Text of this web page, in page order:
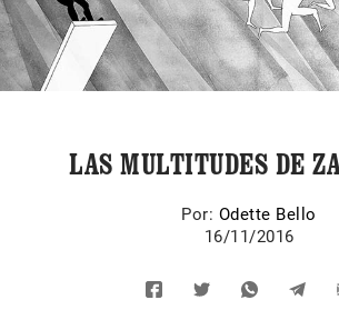
LAS MULTITUDES DE
Por: Odette Bello
16/11/2016